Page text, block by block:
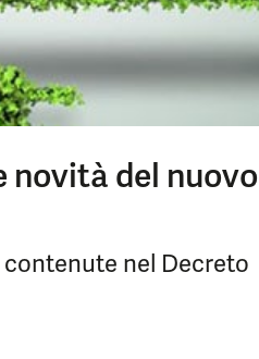
novità del nuovo
nel Decreto